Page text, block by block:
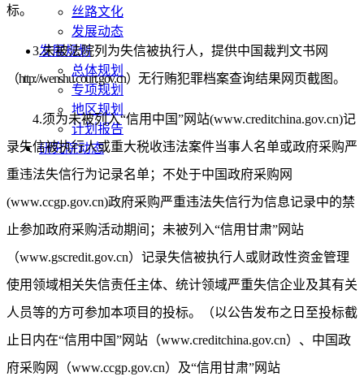
丝路文化
发展动态
发展规划
总体规划
专项规划
地区规划
计划报告
研究院动态
标。
3.未被法院列为失信被执行人，提供中国裁判文书网
（http://wenshu.court.gov.cn） 无行贿犯罪档案查询结果网页截图。
4.须为未被列入“信用中国”网站(www.creditchina.gov.cn)记
录失信被执行人或重大税收违法案件当事人名单或政府采购严
重违法失信行为记录名单；不处于中国政府采购网
(www.ccgp.gov.cn)政府采购严重违法失信行为信息记录中的禁
止参加政府采购活动期间；未被列入“信用甘肃”网站
（www.gscredit.gov.cn）记录失信被执行人或财政性资金管理
使用领域相关失信责任主体、统计领域严重失信企业及其有关
人员等的方可参加本项目的投标。（以公告发布之日至投标截
止日内在“信用中国”网站（www.creditchina.gov.cn）、中国政
府采购网（www.ccgp.gov.cn）及“信用甘肃”网站